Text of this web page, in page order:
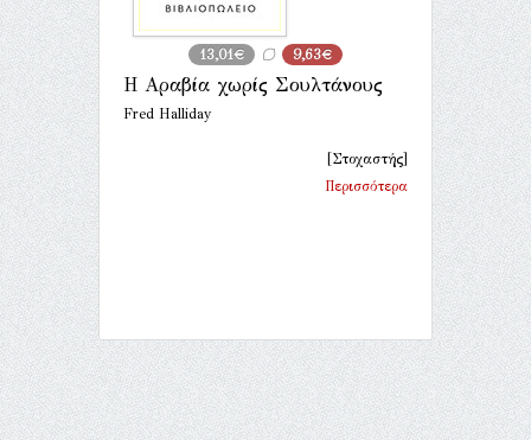
13,01€ 9,63€
Η Αραβία χωρίς Σουλτάνους
Fred Halliday
[Στοχαστής]
Περισσότερα